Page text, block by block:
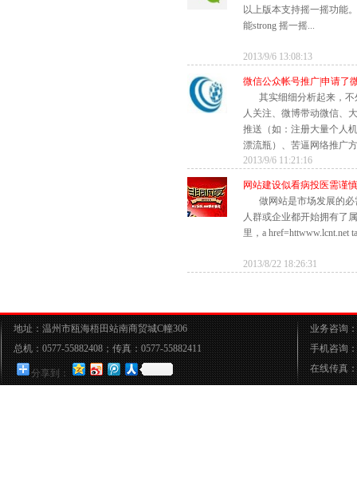
以上版本支持摇一摇功能
能strong 摇一摇...
2013/9/6 13:08:13
微信公众帐号推广|申请了
其实细细分析起来，
人关注、微博带动微信、
推送（如：注册大量个人
漂流瓶）、苦逼网络推广
2013/9/6 11:21:16
网站建设似看病投医需谨
做网站是市场发展的
人群或企业都开始拥有了
里，a href=httwww.lcnt.net
2013/8/22 18:26:31
地址：温州市瓯海梧田站南商贸城C幢306
总机：0577-55882408；传真：0577-55882411
分享到：
业务咨询
手机咨询
在线传真